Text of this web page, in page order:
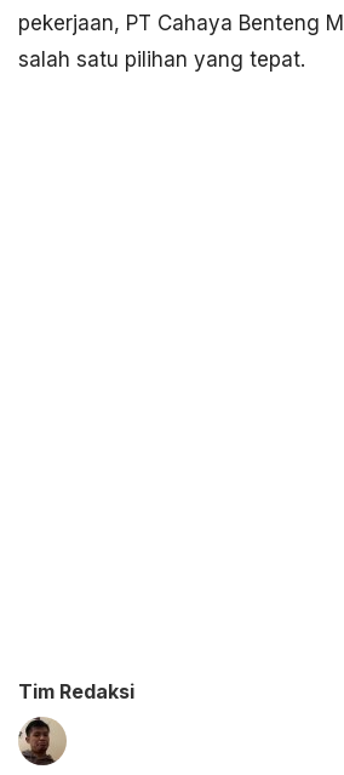
pekerjaan, PT Cahaya Benteng
salah satu pilihan yang tepat.
Tim Redaksi